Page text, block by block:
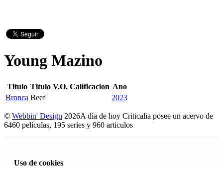
Young Mazino
Titulo Titulo V.O. Calificacion Ano
Bronca Beef 2023
© Webbin' Design 2026A día de hoy Criticalia posee un acervo de
6460 películas, 195 series y 960 articulos
Uso de cookies